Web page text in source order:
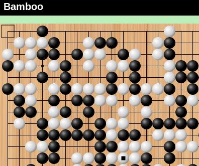
Bamboo